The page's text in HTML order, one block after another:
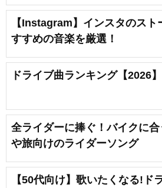
【Instagram】インスタのス
すすめの音楽を厳選！
ドライブ曲ランキング【2026】
全ライダーに捧ぐ！バイクに
や旅向けのライダーソング
【50代向け】歌いたくなる!ド